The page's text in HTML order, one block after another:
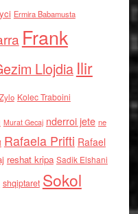
Ermira Babamusta
Frank
Llojdia Ilir
Kolec Traboini
Murat Gecaj nderroi jete ne
Rafaela Prifti Rafael
reshat kripa Sadik Elshani
shqiptaret Sokol